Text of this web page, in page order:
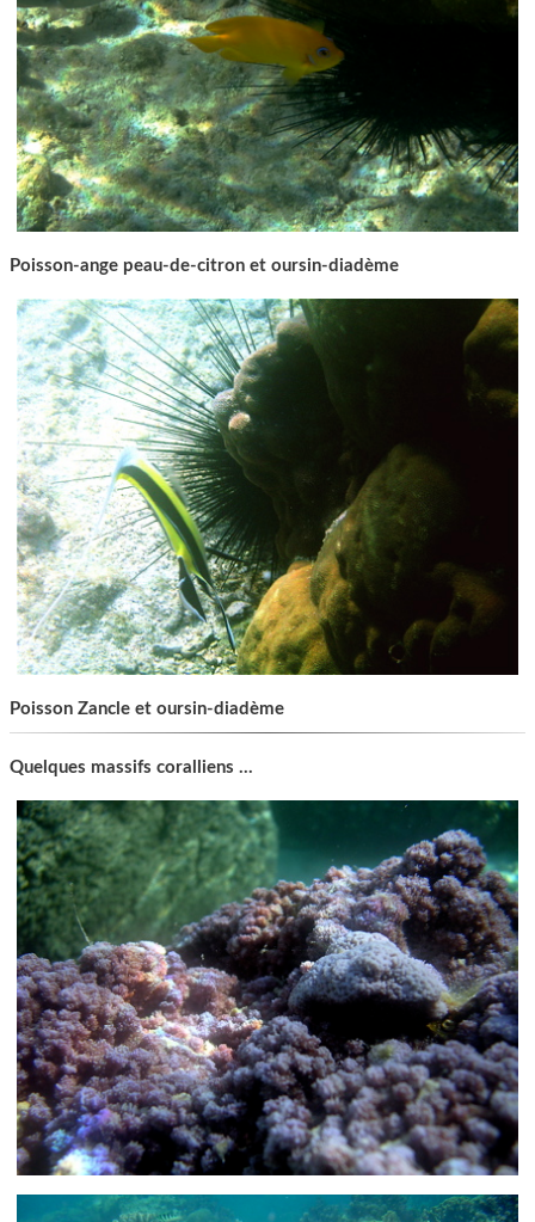
Poisson-ange peau-de-citron et oursin-diadème
Poisson Zancle et oursin-diadème
Quelques massifs coralliens ...